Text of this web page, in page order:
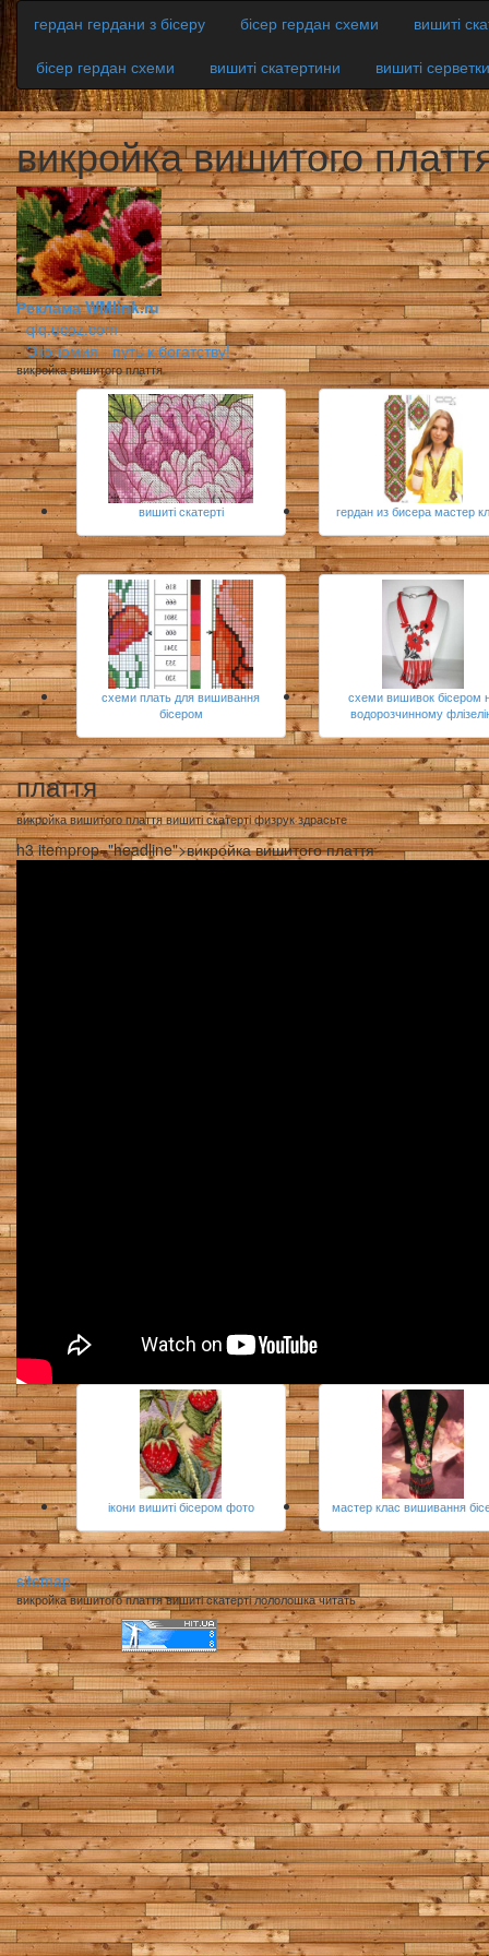
гердан гердани з бісеру бісер гердан схеми
вишиті
бісер гердан схеми
вишиті скатертини вишиті серветки
викройка вишитого
Реклама WMlink.ru
-qiq.ucoz.com
-Экономия - путь к богатству!
викройка вишитого плаття
вишиті скатерті гердан из бисера мастер
схеми плать для вишивання
бісером
схеми вишивок бісером
водорозчинному
плаття
викройка вишитого плаття вишиті скатерті физрук здрасьте
h3 itemprop="headline">викройка вишитого плаття
ікони вишиті бісером фото мастер клас вишивання
sitemap
викройка вишитого плаття вишиті скатерті лололошка читать